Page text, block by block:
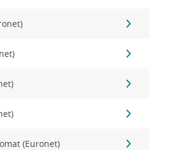
(Euronet)